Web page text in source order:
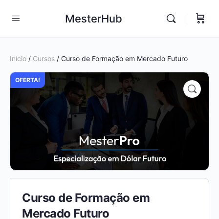
MesterHub
Início / Cursos / Curso de Formação em Mercado Futuro
OFERTA!
Curso de Formação em
Mercado Futuro